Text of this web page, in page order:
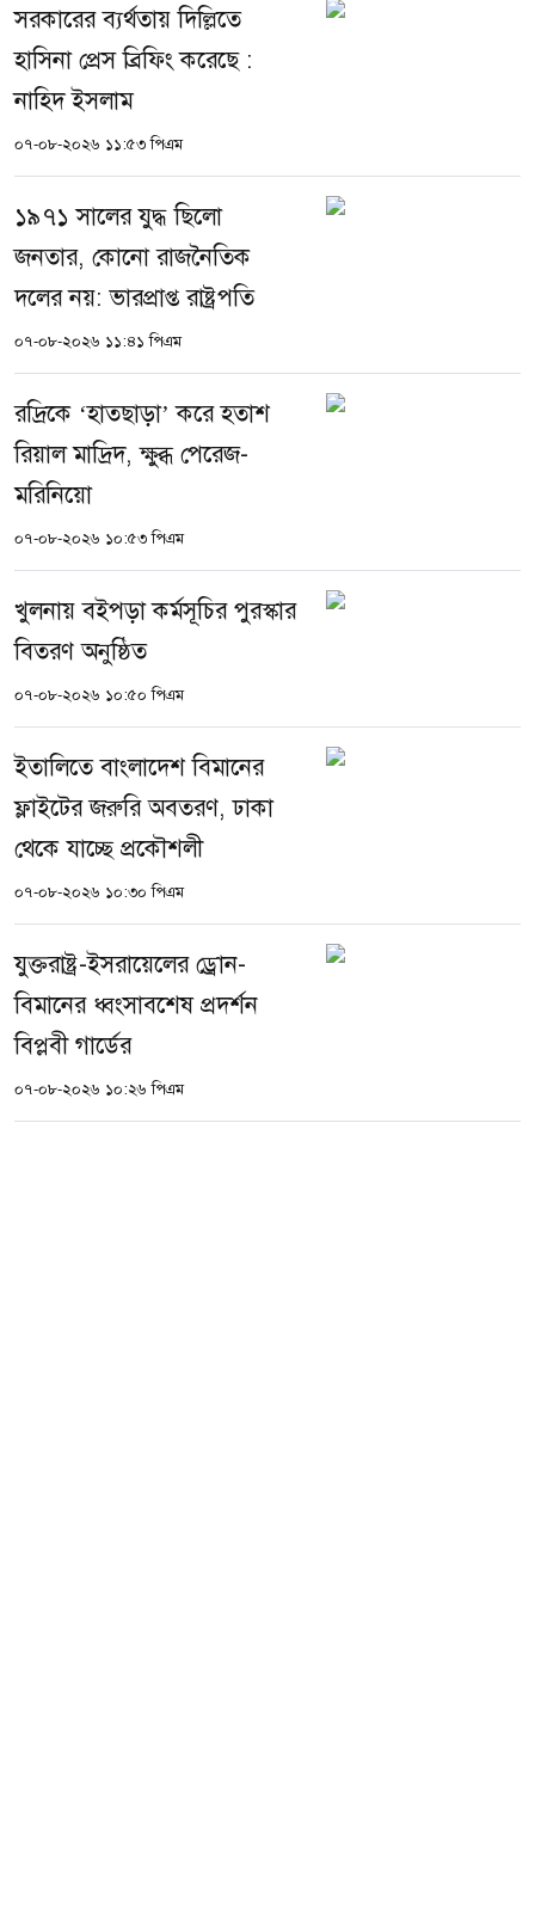
সরকারের ব্যর্থতায় দিল্লিতে
হাসিনা প্রেস ব্রিফিং করেছে :
নাহিদ ইসলাম
০৭-০৮-২০২৬ ১১:৫৩ পিএম
১৯৭১ সালের যুদ্ধ ছিলো
জনতার, কোনো রাজনৈতিক
দলের নয়: ভারপ্রাপ্ত রাষ্ট্রপতি
০৭-০৮-২০২৬ ১১:৪১ পিএম
রদ্রিকে ‘হাতছাড়া’ করে হতাশ
রিয়াল মাদ্রিদ, ক্ষুব্ধ পেরেজ-
মরিনিয়ো
০৭-০৮-২০২৬ ১০:৫৩ পিএম
খুলনায় বইপড়া কর্মসূচির পুরস্কার
বিতরণ অনুষ্ঠিত
০৭-০৮-২০২৬ ১০:৫০ পিএম
ইতালিতে বাংলাদেশ বিমানের
ফ্লাইটের জরুরি অবতরণ, ঢাকা
থেকে যাচ্ছে প্রকৌশলী
০৭-০৮-২০২৬ ১০:৩০ পিএম
যুক্তরাষ্ট্র-ইসরায়েলের ড্রোন-
বিমানের ধ্বংসাবশেষ প্রদর্শন
বিপ্লবী গার্ডের
০৭-০৮-২০২৬ ১০:২৬ পিএম